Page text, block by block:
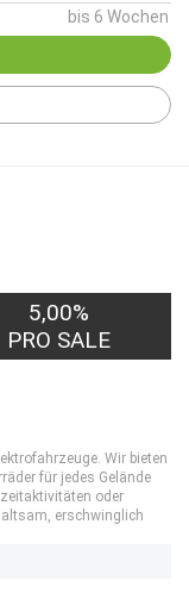
bis 6 Wochen
5,00%
PRO SALE
Wir bieten
für jedes Gelände
oder
erschwinglich